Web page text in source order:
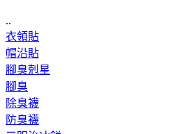
..
衣領貼
帽沿貼
腳臭剋星
腳臭
除臭襪
防臭襪